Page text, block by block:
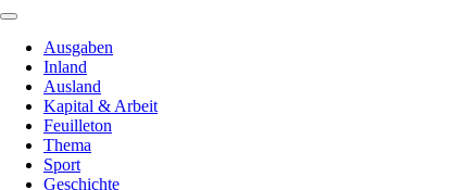
Ausgaben
Inland
Ausland
Kapital & Arbeit
Feuilleton
Thema
Sport
Geschichte